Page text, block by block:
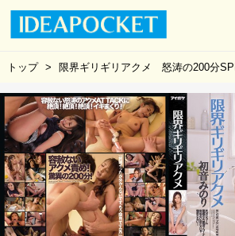
トップ 限界ギリギリアクメ 怒涛の200分